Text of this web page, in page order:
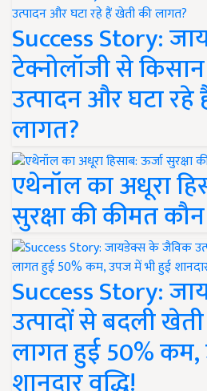
Success Story:
टेक्नोलॉजी से
उत्पादन और घटा रहे
लागत?
एथेनॉल का अधूरा
सुरक्षा की कीमत
Success Story:
उत्पादों से बदली
लागत हुई 50%